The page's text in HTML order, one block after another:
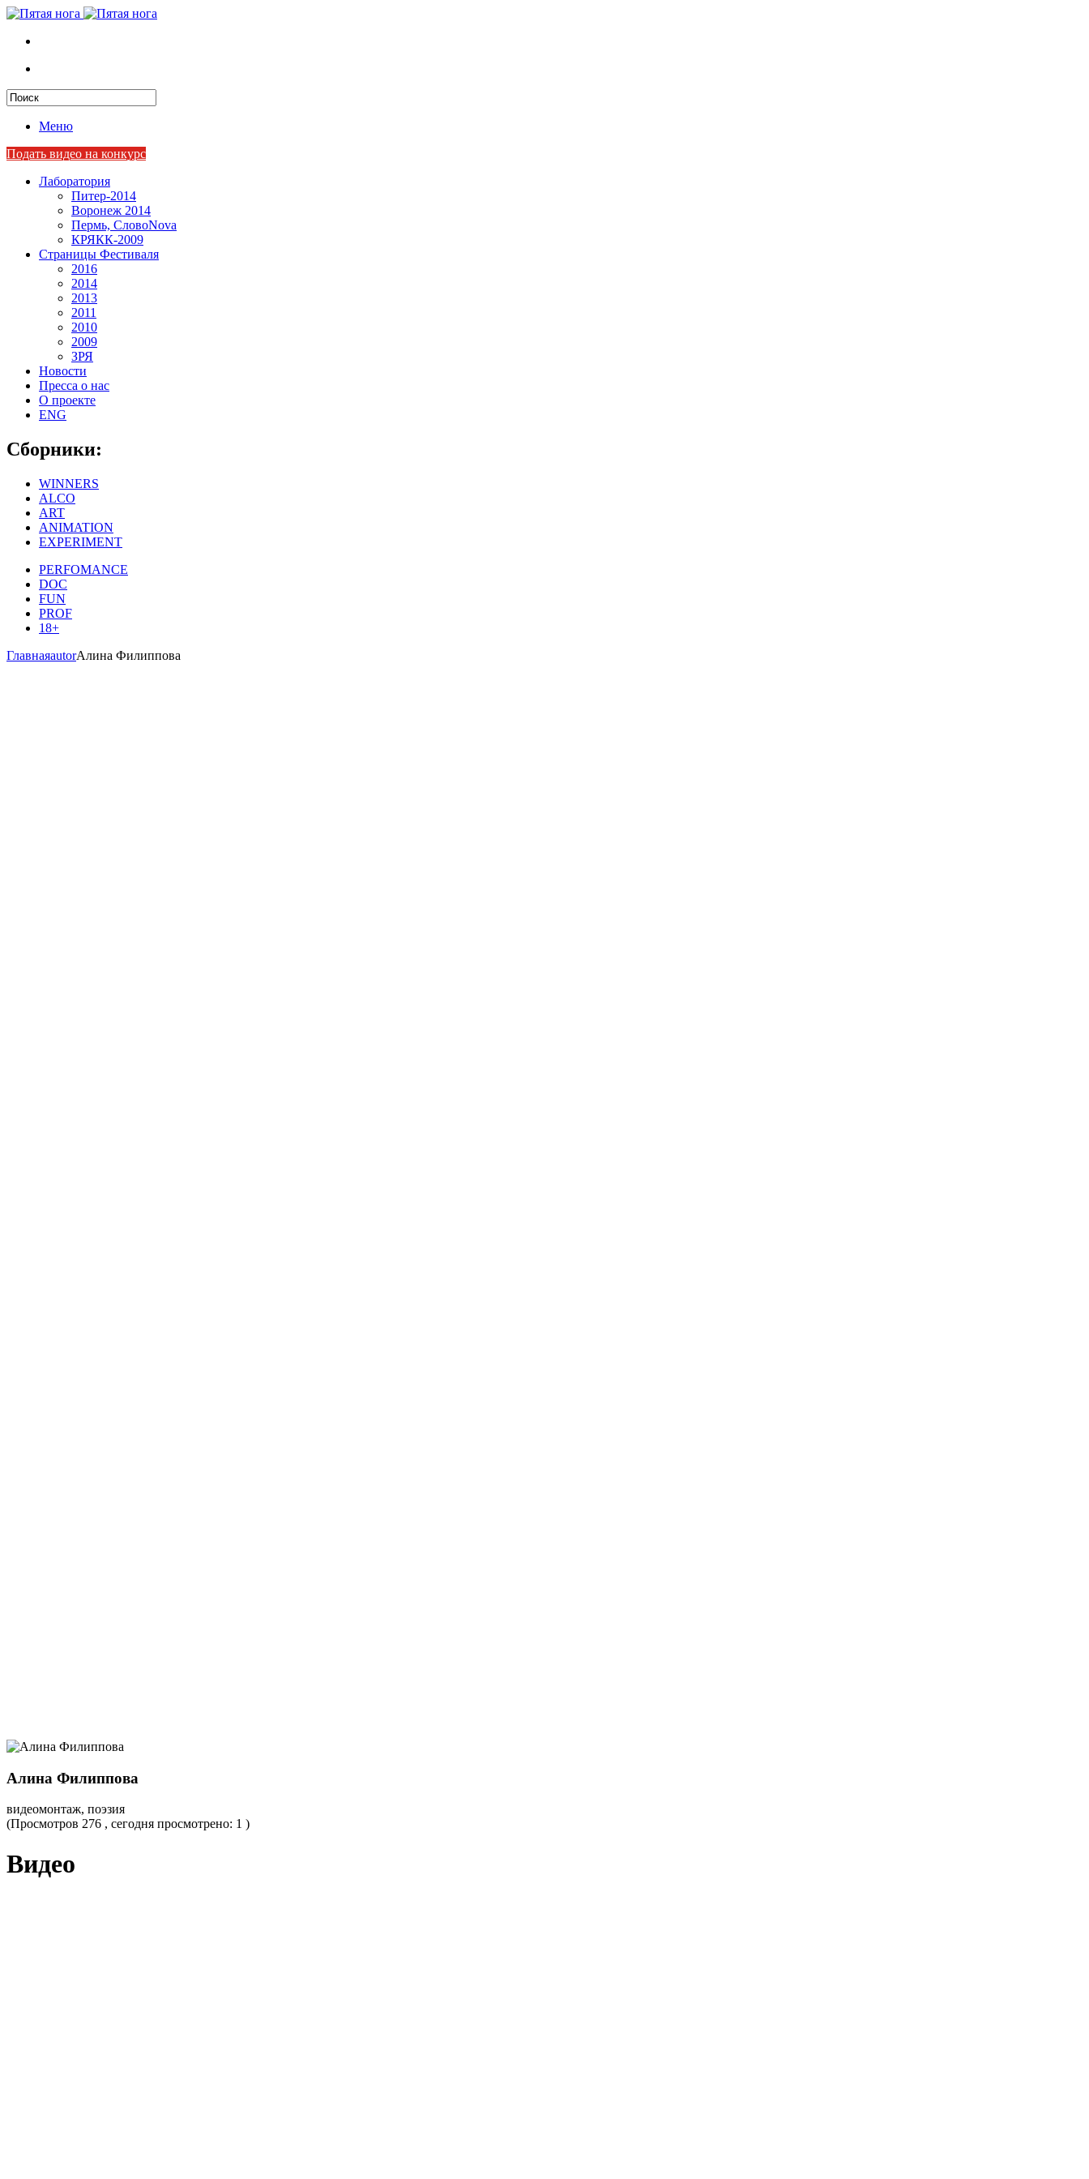
Меню
Подать видео на конкурс
Лаборатория
Питер-2014
Воронеж 2014
Пермь, СловоNova
КРЯКК-2009
Страницы Фестиваля
2016
2014
2013
2011
2010
2009
ЗРЯ
Новости
Пресса о нас
О проекте
ENG
Сборники:
WINNERS
ALCO
ART
ANIMATION
EXPERIMENT
PERFOMANCE
DOC
FUN
PROF
18+
ГлавнаяautorАлина Филиппова
Алина Филиппова
видеомонтаж, поэзия
(Просмотров 276 , сегодня просмотрено: 1 )
Видео